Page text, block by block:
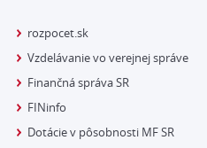
rozpocet.sk
Vzdelávanie vo verejnej správe
Finančná správa SR
FINinfo
Dotácie v pôsobnosti MF SR